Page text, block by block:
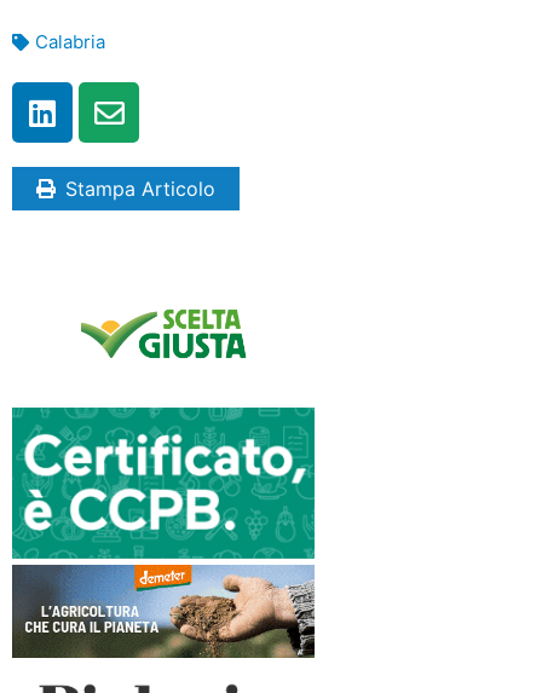
Calabria
Stampa Articolo